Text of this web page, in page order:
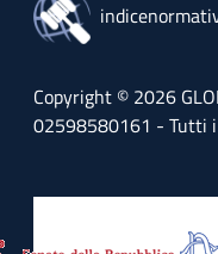
Copyright © 2026
02598580161 - Tutti